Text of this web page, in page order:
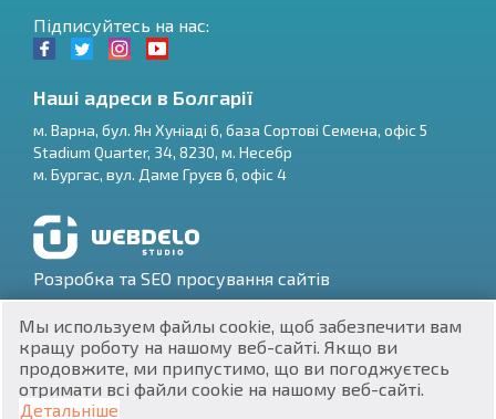
$
₽
₴
zł
PL
Підписуйтесь на нас:
Наші адреси в Болгарії
м. Варна, бул. Ян Хуніаді 6, база Сортові Семена, офіс 5
Stadium Quarter, 34, 8230, м. Несебр
м. Бургас, вул. Даме Груєв 6, офіс 4
Розробка та SEO просування сайтів
ЕИК 201160903
Мы используем файлы cookie, щоб забезпечити вам
кращу роботу на нашому веб-сайті. Якщо ви
продовжите, ми припустимо, що ви погоджуєтесь
отримати всі файли cookie на нашому веб-сайті.
Детальніше